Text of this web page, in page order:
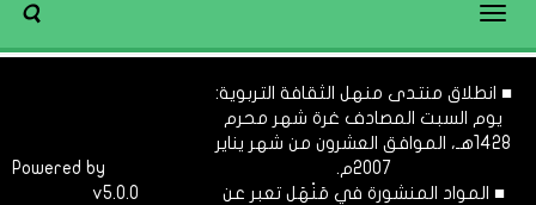
Toggle
■ انطلاق منتدى منهل الثقافة التربوية:
يوم السبت المصادف غرة شهر محرم
1428هـ، الموافق العشرون من شهر يناير
2007م.
■ المواد المنشورة في مَنْهَل تعبر عن
Powered by
v5.0.0